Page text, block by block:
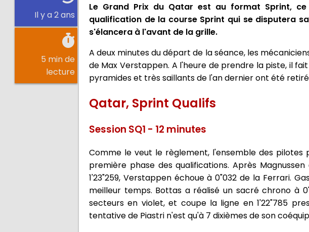
Il y a 2 ans
5 min de
lecture
Le Grand Prix du Qatar est au format Sprint,
qualification de la course Sprint qui se disputera
s'élancera à l'avant de la grille.
A deux minutes du départ de la séance, les
de Max Verstappen. A l'heure de prendre la piste, il
pyramides et très saillants de l'an dernier ont été
Qatar, Sprint Qualifs
Session SQ1 - 12 minutes
Comme le veut le règlement, l'ensemble des
première phase des qualifications. Après
1'23"259, Verstappen échoue à 0"032 de la Ferrari.
meilleur temps. Bottas a réalisé un sacré chrono à
secteurs en violet, et coupe la ligne en 1'22"785
tentative de Piastri n'est qu'à 7 dixièmes de son